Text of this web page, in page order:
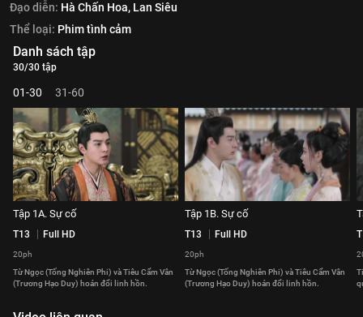
Đạo diễn: Hà Chấn Hoa, Lan Siêu
Thể loại: Phim tình cảm
Danh sách tập
30/30 tập
01-30 31-60
Tập 1A. Sự cố
T13 Full HD
20ph
Từ Ngọc (Tống Nghiên Phi) và Tiêu Cẩm Vân
(Trương Hạo Duy) hoán đổi linh hồn.
Tập 1B. Sự cố
T13 Full HD
20ph
Từ Ngọc (Tống Nghiên Phi) và Tiêu Cẩm Vân
(Trương Hạo Duy) hoán đổi linh hồn.